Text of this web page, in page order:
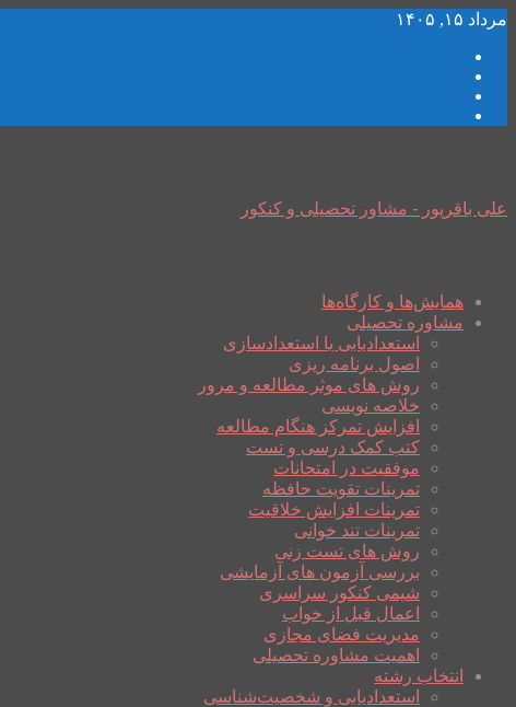
مرداد ۱۵, ۱۴۰۵
علی باقرپور - مشاور تحصیلی و کنکور
همایش‌ها و کارگاه‌ها
مشاوره تحصیلی
استعدادیابی یا استعدادسازی
اصول برنامه ریزی
روش های موثر مطالعه و مرور
خلاصه نویسی
افزایش تمرکز هنگام مطالعه
کتب کمک درسی و تست
موفقیت در امتحانات
تمرینات تقویت حافظه
تمرینات افزایش خلاقیت
تمرینات تند خوانی
روش های تست زنی
بررسی آزمون های آزمایشی
شیمی کنکور سراسری
اعمال قبل از خواب
مدیریت فضای مجازی
اهمیت مشاوره تحصیلی
انتخاب رشته
استعدادیابی و شخصیت‌شناسی